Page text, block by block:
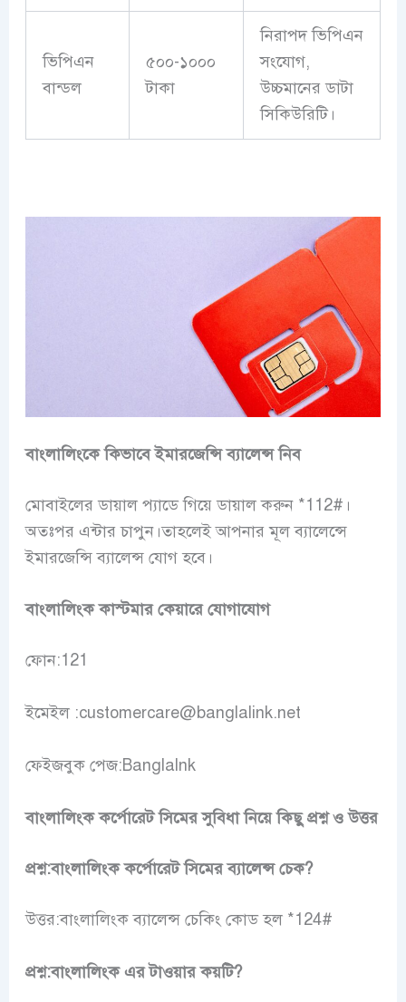
ভিপিএন
বান্ডল
৫০০-১০০০
টাকা
নিরাপদ ভিপিএন
সংযোগ,
উচ্চমানের ডাটা
সিকিউরিটি।
বাংলালিংকে কিভাবে ইমারজেন্সি ব্যালেন্স নিব
মোবাইলের ডায়াল প্যাডে গিয়ে ডায়াল করুন *112#।
অতঃপর এন্টার চাপুন।তাহলেই আপনার মূল ব্যালেন্সে
ইমারজেন্সি ব্যালেন্স যোগ হবে।
বাংলালিংক কাস্টমার কেয়ারে যোগাযোগ
ফোন:121
ইমেইল :customercare@banglalink.net
ফেইজবুক পেজ:Banglalnk
বাংলালিংক কর্পোরেট সিমের সুবিধা নিয়ে কিছু প্রশ্ন ও উত্তর
প্রশ্ন:বাংলালিংক কর্পোরেট সিমের ব্যালেন্স চেক?
উত্তর:বাংলালিংক ব্যালেন্স চেকিং কোড হল *124#
প্রশ্ন:বাংলালিংক এর টাওয়ার কয়টি?